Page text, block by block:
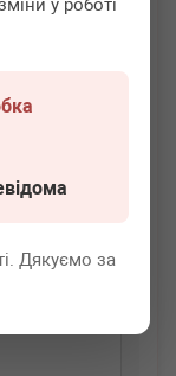
у роботі
Дякуємо за